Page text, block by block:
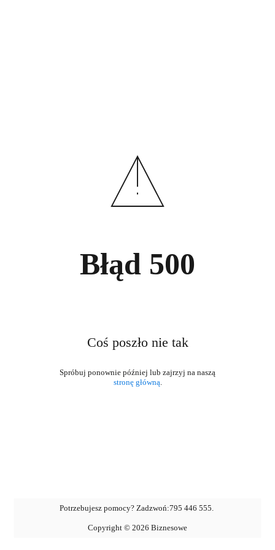
Błąd 500
Coś poszło nie tak
stronę główną.
Potrzebujesz pomocy? Zadzwoń:795 446 555.
Copyright © 2026 Biznesowe